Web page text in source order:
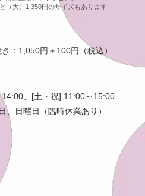
（大）1,350円のサイズもあります
：1,050円＋100円（税込）
、[土・祝] 11:00～15:00
、日曜日（臨時休業あり）